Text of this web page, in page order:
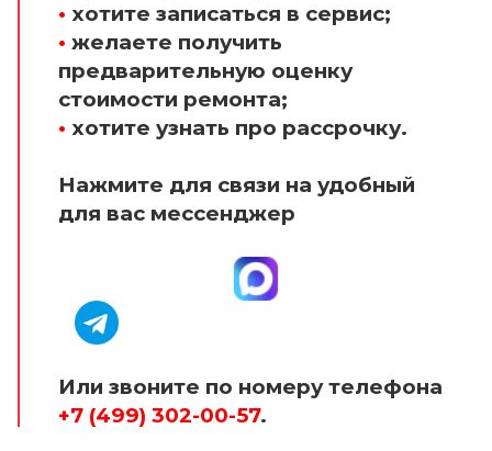
• хотите записаться в сервис;
• желаете получить
предварительную оценку
стоимости ремонта;
• хотите узнать про рассрочку.
Нажмите для связи на удобный
для вас мессенджер
Или звоните по номеру телефона
+7 (499) 302-00-57.